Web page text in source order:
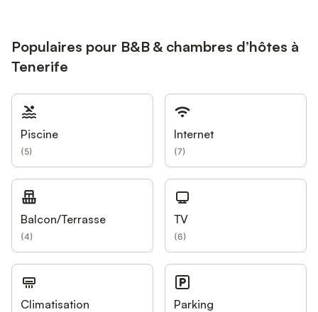
Populaires pour B&B & chambres d’hôtes à
Tenerife
Piscine
(5)
Internet
(7)
Balcon/Terrasse
(4)
TV
(6)
Climatisation Parking